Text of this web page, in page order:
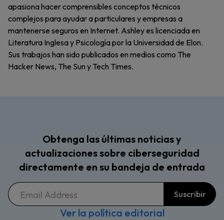
apasiona hacer comprensibles conceptos técnicos
complejos para ayudar a particulares y empresas a
mantenerse seguros en Internet. Ashley es licenciada en
Literatura Inglesa y Psicología por la Universidad de Elon.
Sus trabajos han sido publicados en medios como The
Hacker News, The Sun y Tech Times.
Obtenga las últimas noticias y
actualizaciones sobre ciberseguridad
directamente en su bandeja de entrada
Ver la política editorial